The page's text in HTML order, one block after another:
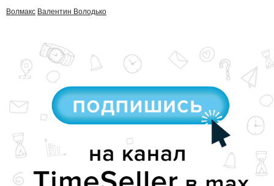
Волмакс Валентин Володько